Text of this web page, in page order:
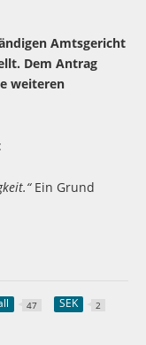
Amtsgericht
Dem Antrag
weiteren
Ein Grund
47 SEK 2